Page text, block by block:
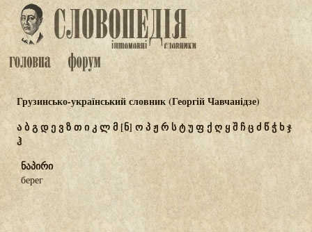
Грузинсько-український словник (Георгій Чавчанідзе)
აბგდევზთიკლმ[ნ] ოპჟრ სტუფქღყშჩცძწჭხჯ
ჰ
ნაპირი
берег